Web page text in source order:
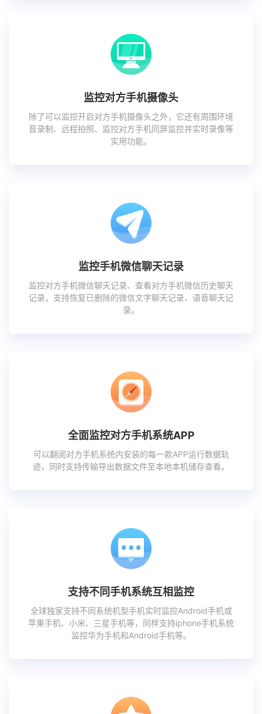
监控对方手机摄像头
除了可以监控开启对方手机摄像头之外，它还有周围环境
音录制、远程拍照、监控对方手机同屏监控并实时录像等
实用功能。
监控手机微信聊天记录
监控对方手机微信聊天记录、查看对方手机微信历史聊天
记录，支持恢复已删除的微信文字聊天记录、语音聊天记
录。
全面监控对方手机系统APP
可以翻阅对方手机系统内安装的每一款APP运行数据轨
迹，同时支持传输导出数据文件至本地本机储存查看。
支持不同手机系统互相监控
全球独家支持不同系统机型手机实时监控Android手机或
苹果手机、小米、三星手机等，同样支持iphone手机系统
监控华为手机和Android手机等。